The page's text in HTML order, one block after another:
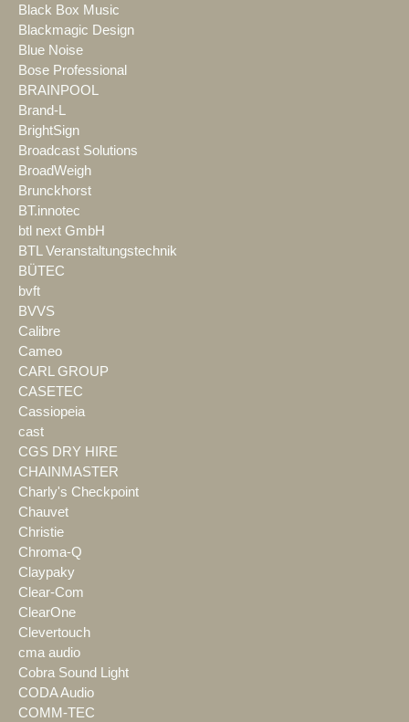
Black Box Music
Blackmagic Design
Blue Noise
Bose Professional
BRAINPOOL
Brand-L
BrightSign
Broadcast Solutions
BroadWeigh
Brunckhorst
BT.innotec
btl next GmbH
BTL Veranstaltungstechnik
BÜTEC
bvft
BVVS
Calibre
Cameo
CARL GROUP
CASETEC
Cassiopeia
cast
CGS DRY HIRE
CHAINMASTER
Charly's Checkpoint
Chauvet
Christie
Chroma-Q
Claypaky
Clear-Com
ClearOne
Clevertouch
cma audio
Cobra Sound Light
CODA Audio
COMM-TEC